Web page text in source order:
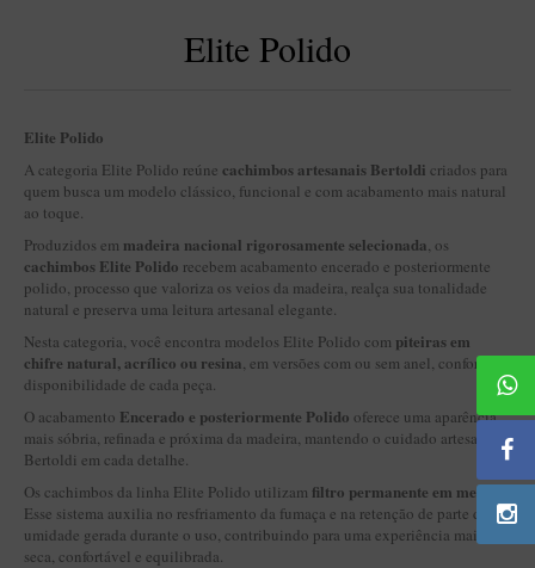
Suportes Bertoldi para Cachimbos
Piteiras para Cigarro
Limpadores para Cachimbo
Bolsas para Cachimbo
Cinzeiros
Cortadores de Charuto
Fluidos
BLENDS
Blend Kumbaya
Blends Para Cachimbo
Elite Polido
Elite Polido
A categoria Elite Polido reúne cachimbos artesanais Bertoldi criados para
quem busca um modelo clássico, funcional e com acabamento mais natural
ao toque.
Produzidos em madeira nacional rigorosamente selecionada, os
cachimbos Elite Polido recebem acabamento encerado e posteriormente
polido, processo que valoriza os veios da madeira, realça sua tonalidade
natural e preserva uma leitura artesanal elegante.
Nesta categoria, você encontra modelos Elite Polido com piteiras em
chifre natural, acrílico ou resina, em versões com ou sem anel, conforme a
disponibilidade de cada peça.
O acabamento Encerado e posteriormente Polido oferece uma aparência
mais sóbria, refinada e próxima da madeira, mantendo o cuidado artesanal
Bertoldi em cada detalhe.
Os cachimbos da linha Elite Polido utilizam filtro permanente em metal.
Esse sistema auxilia no resfriamento da fumaça e na retenção de parte da
umidade gerada durante o uso, contribuindo para uma experiência mais
seca, confortável e equilibrada.